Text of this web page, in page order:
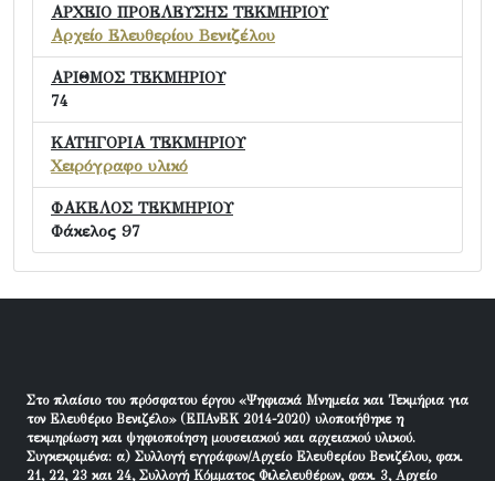
ΑΡΧΕΙΟ ΠΡΟΕΛΕΥΣΗΣ ΤΕΚΜΗΡΙΟΥ
Αρχείο Ελευθερίου Βενιζέλου
ΑΡΙΘΜΟΣ ΤΕΚΜΗΡΙΟΥ
74
ΚΑΤΗΓΟΡΙΑ ΤΕΚΜΗΡΙΟΥ
Χειρόγραφο υλικό
ΦΑΚΕΛΟΣ ΤΕΚΜΗΡΙΟΥ
Φάκελος 97
Στο πλαίσιο του πρόσφατου έργου «Ψηφιακά Μνημεία και Τεκμήρια για
τον Ελευθέριο Βενιζέλο» (ΕΠΑνΕΚ 2014-2020) υλοποιήθηκε η
τεκμηρίωση και ψηφιοποίηση μουσειακού και αρχειακού υλικού.
Συγκεκριμένα: α) Συλλογή εγγράφων/Αρχείο Ελευθερίου Βενιζέλου, φακ.
21, 22, 23 και 24, Συλλογή Κόμματος Φιλελευθέρων, φακ. 3, Αρχείο